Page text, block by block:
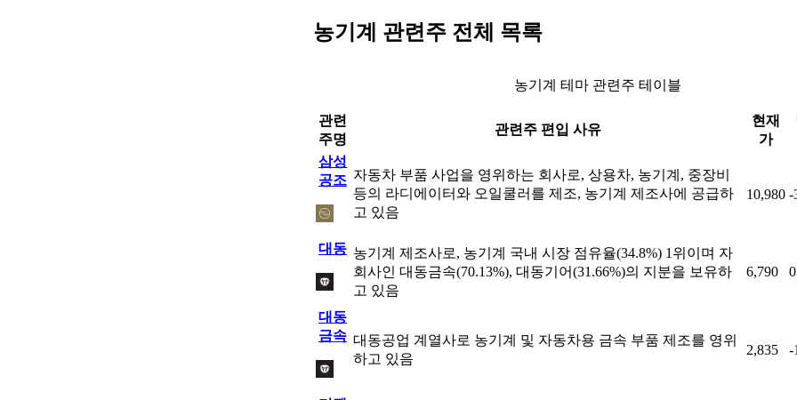
농기계 관련주 전체 목록
농기계 테마 관련주 테이블
관련
주명
관련주 편입 사유
현재
가
삼성
공조 자동차 부품 사업을 영위하는 회사로, 상용차, 농기계, 중장비
등의 라디에이터와 오일쿨러를 제조, 농기계 제조사에 공급하
고 있음
10,980 -
대동 농기계 제조사로, 농기계 국내 시장 점유율(34.8%) 1위이며 자
회사인 대동금속(70.13%), 대동기어(31.66%)의 지분을 보유하
고 있음
6,790
대동
금속 대동공업 계열사로 농기계 및 자동차용 금속 부품 제조를 영위
하고 있음
2,835 -